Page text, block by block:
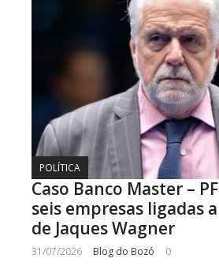
POLÍTICA
Caso Banco Master –
seis empresas ligadas
de Jaques Wagner
31/07/2026 Blog do Bozó 0